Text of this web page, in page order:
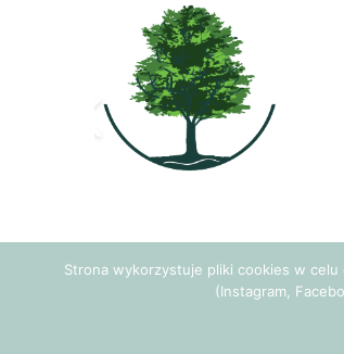
Strona wykorzystuje pliki cookies w celu
(Instagram,